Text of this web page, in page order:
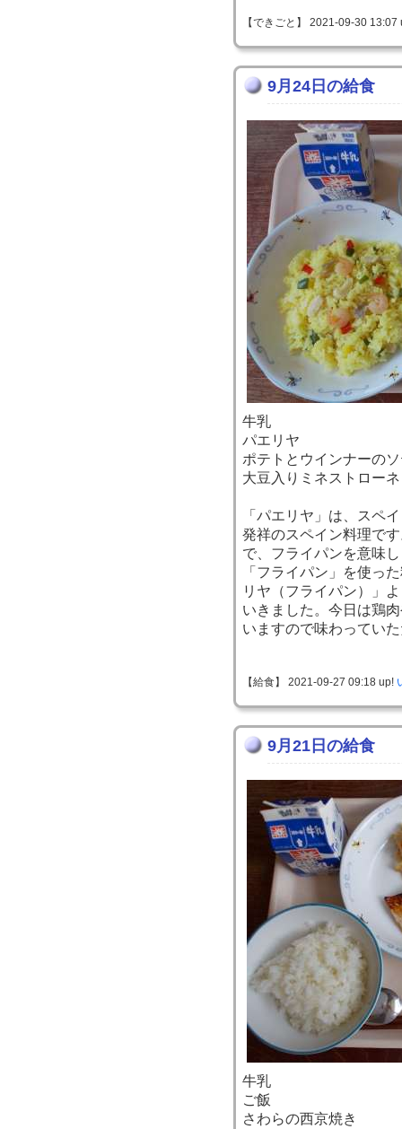
【できごと】 2021-09-30
9月24日の給食
牛乳
パエリヤ
ポテトとウインナーの
大豆入りミネストローネ
「パエリヤ」は、スペ
発祥のスペイン料理で
で、フライパンを意味
「フライパン」を使っ
リヤ（フライパン）」
いきました。今日は鶏
いますので味わってい
【給食】 2021-09-27 09:18 up!
9月21日の給食
牛乳
ご飯
さわらの西京焼き